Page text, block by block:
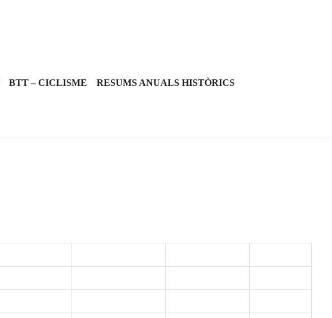
BTT – CICLISME RESUMS ANUALS HISTÒRICS